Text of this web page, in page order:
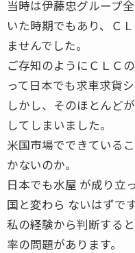
当時は伊藤忠グループ
いた時期でもあり、Ｃ
ませんでした。
ご存知のようにＣＬＣ
って日本でも求車求貨
しかし、そのほとんど
してしまいました。
米国市場でできている
かないのか。
日本でも水屋 が成り立
国と変わら ないはずです
私の経験から判断する
率の問題があります。